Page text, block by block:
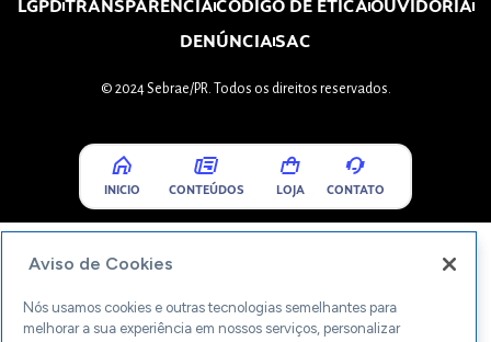
LGPDTRANSPARÊNCIACÓDIGO DE ÉTICAOUVIDORIA
DENÚNCIASAC
© 2024 Sebrae/PR. Todos os direitos reservados.
INICIO CONTEÚDOS LOJA CONTATO
Aviso de Cookies
Nós usamos cookies e outras tecnologias semelhantes para
melhorar a sua experiência em nossos serviços, personalizar